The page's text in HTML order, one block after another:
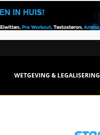
WETGEVING & LEGALISERING